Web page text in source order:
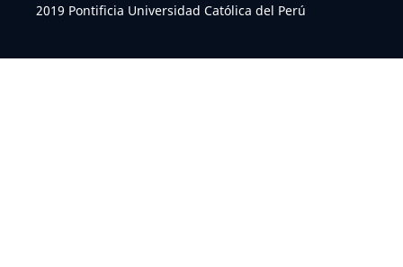
2019 Pontificia Universidad Católica del Perú